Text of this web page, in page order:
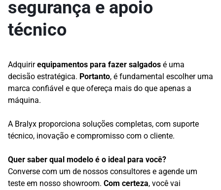
segurança e apoio
técnico
Adquirirequipamentos para fazer salgados é uma
decisão estratégica. Portanto, é fundamental escolher uma
marca confiável e que ofereça mais do que apenas a
máquina.
A Bralyx proporciona soluções completas, com suporte
técnico, inovação e compromisso com o cliente.
Quer saber qual modelo é o ideal para você?
Converse com um de nossos consultores e agende um
teste em nosso showroom. Com certeza, você vai